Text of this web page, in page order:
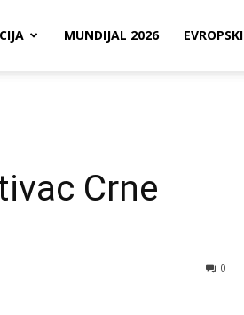
MUNDIJAL 2026 EVROPSKI
Crne
0